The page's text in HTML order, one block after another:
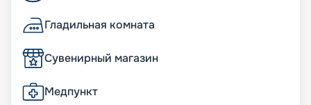
Гладильная комната
Сувенирный магазин
Медпункт